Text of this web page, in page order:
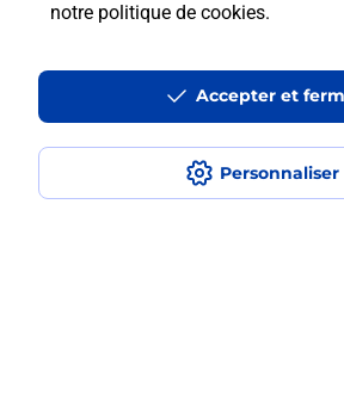
notre politique de cookies.
Personnaliser
Accepter et
Comment envoyer un colis
retour chez un e-
déplacer ?
Envoyer un petit colis au